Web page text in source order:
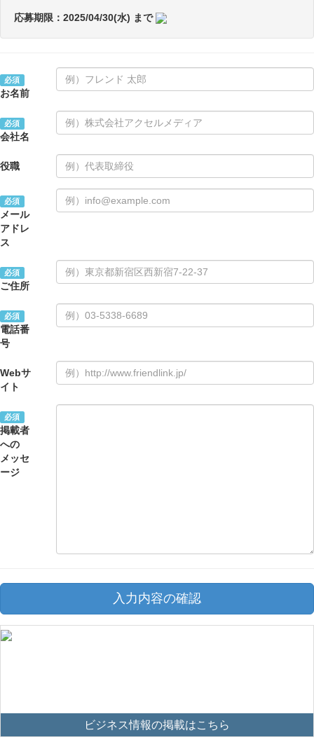
応募期限：2025/04/30(水) まで
必須
お名前
必須
会社名
役職
必須
メール
アドレ
ス
必須
ご住所
必須
電話番
号
Webサ
イト
必須
掲載者
への
メッセ
ージ
入力内容の確認
ビジネス情報の掲載はこちら